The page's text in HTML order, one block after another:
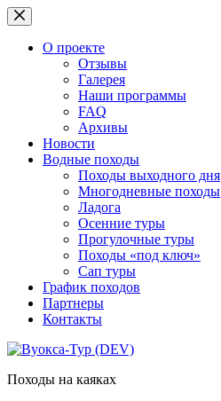
Перейти
к
сути
О проекте
Отзывы
Галерея
Наши программы
FAQ
Архивы
Новости
Водные походы
Походы выходного дня
Многодневные походы
Ладога
Осенние туры
Прогулочные туры
Походы «под ключ»
Сап туры
График походов
Партнеры
Контакты
Походы на каяках